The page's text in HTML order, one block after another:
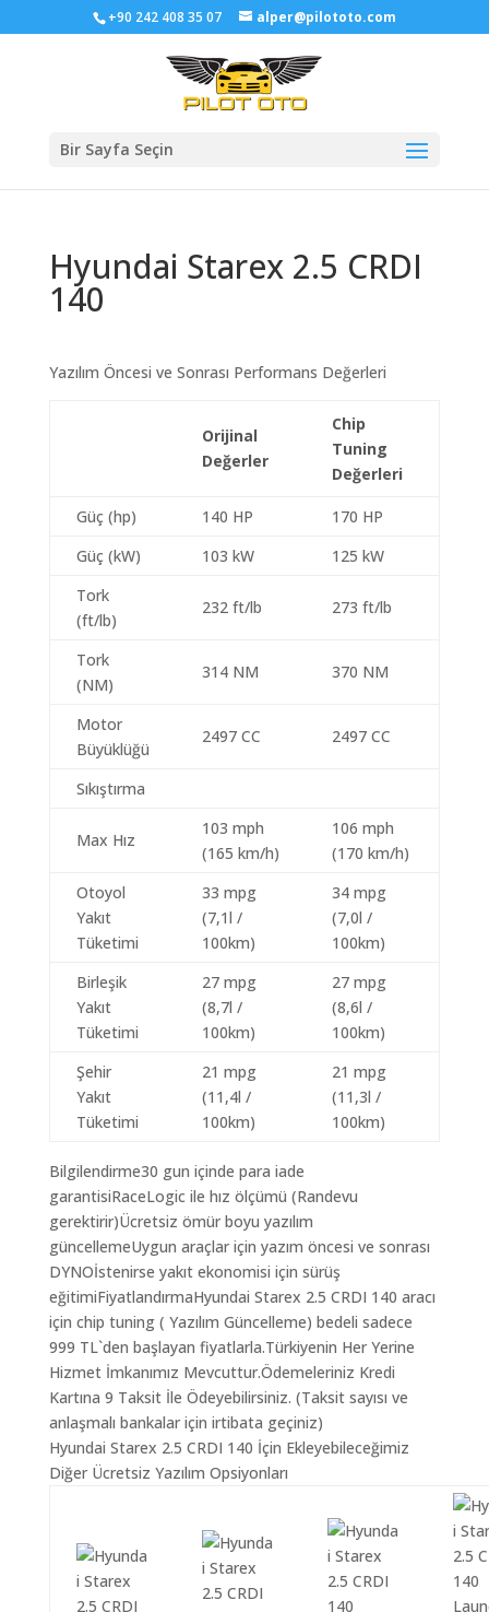
+90 242 408 35 07 alper@pilototo.com
Bir Sayfa Seçin
Hyundai Starex 2.5 CRDI
140
Yazılım Öncesi ve Sonrası Performans Değerleri
Orijinal
Değerler
Chip
Tuning
Değerleri
Güç (hp) 140 HP
170 HP
Güç (kW)
103 kW
125 kW
Tork
(ft/lb)
232 ft/lb 273 ft/lb
Tork
(NM)
314 NM 370 NM
Motor
Büyüklüğü
2497 CC 2497 CC
Sıkıştırma
Max Hız
103 mph
(165 km/h)
106 mph
(170 km/h)
Otoyol
Yakıt
Tüketimi
33 mpg
(7,1l /
100km)
34 mpg
(7,0l /
100km)
Birleşik
Yakıt
Tüketimi
27 mpg
(8,7l /
100km)
27 mpg
(8,6l /
100km)
Şehir
Yakıt
Tüketimi
21 mpg
(11,4l /
100km)
21 mpg
(11,3l /
100km)
Bilgilendirme30 gun içinde para iade
garantisiRaceLogic ile hız ölçümü (Randevu
gerektirir)Ücretsiz ömür boyu yazılım
güncellemeUygun araçlar için yazım öncesi ve sonrası
DYNOİstenirse yakıt ekonomisi için sürüş
eğitimiFiyatlandırmaHyundai Starex 2.5 CRDI 140 aracı
için chip tuning ( Yazılım Güncelleme) bedeli sadece
999 TL`den başlayan fiyatlarla.Türkiyenin Her Yerine
Hizmet İmkanımız Mevcuttur.Ödemeleriniz Kredi
Kartına 9 Taksit İle Ödeyebilirsiniz. (Taksit sayısı ve
anlaşmalı bankalar için irtibata geçiniz)
Hyundai Starex 2.5 CRDI 140 İçin Ekleyebileceğimiz
Diğer Ücretsiz Yazılım Opsiyonları